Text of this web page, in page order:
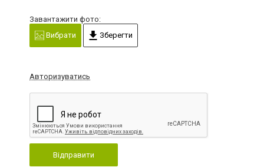
Завантажити фото:
Вибрати
Зберегти
Авторизуватись
Відправити